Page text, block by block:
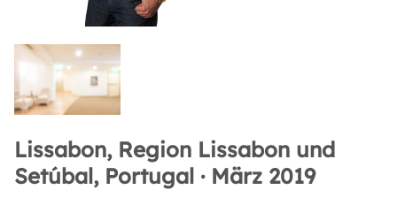
Lissabon, Region Lissabon und
Setúbal, Portugal · März 2019